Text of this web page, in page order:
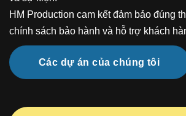
HM Production cam kết đảm bảo đúng
chính sách bảo hành và hỗ trợ khách
Các dự án của chúng tôi